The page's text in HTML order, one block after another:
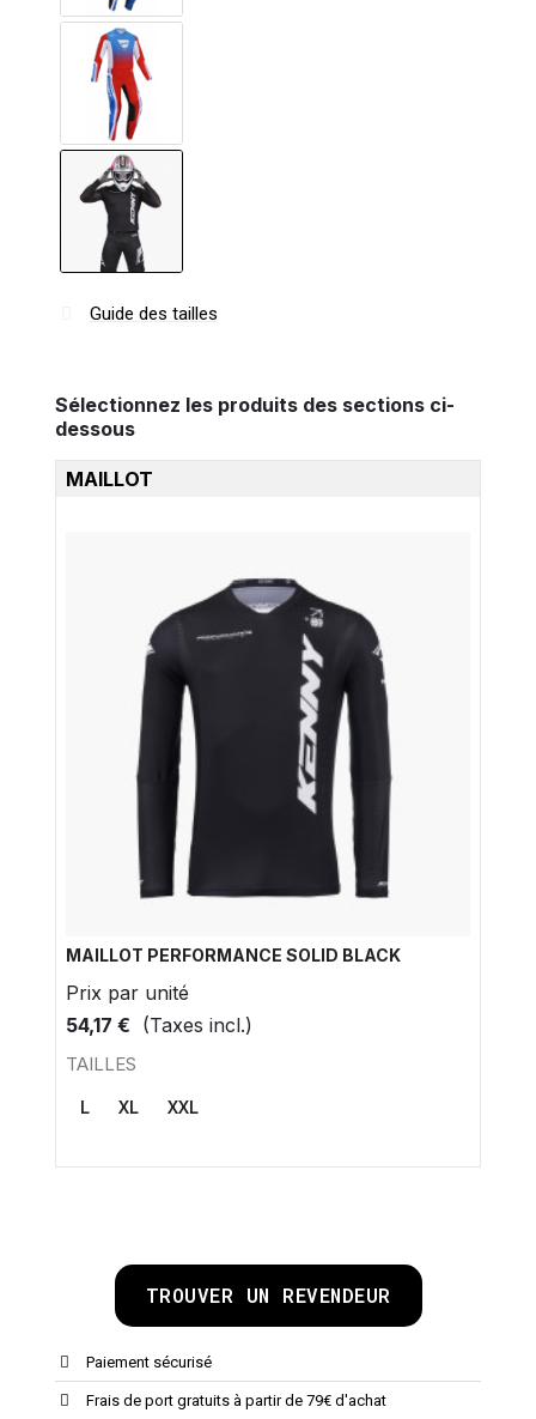
Guide des tailles
Sélectionnez les produits des sections ci-
dessous
MAILLOT
MAILLOT PERFORMANCE SOLID BLACK
Prix ​​par unité
54,17 € (Taxes incl.)
TAILLES
L XL XXL
TROUVER UN REVENDEUR
Paiement sécurisé
Frais de port gratuits à partir de 79€ d'achat